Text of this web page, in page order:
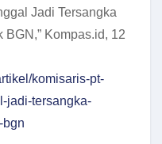
Jadi Tersangka
BGN,” Kompas.id, 12
komisaris-pt-
jadi-tersangka-
bgn